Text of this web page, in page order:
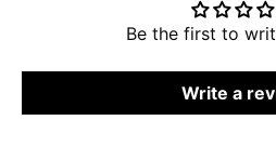
Be the first to
Write a